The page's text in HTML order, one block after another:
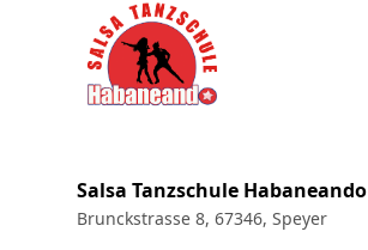
Salsa Tanzschule Habaneando
Brunckstrasse 8, 67346, Speyer